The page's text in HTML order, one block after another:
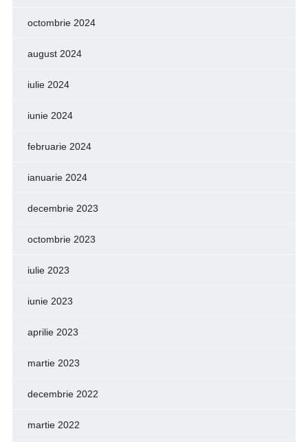
octombrie 2024
august 2024
iulie 2024
iunie 2024
februarie 2024
ianuarie 2024
decembrie 2023
octombrie 2023
iulie 2023
iunie 2023
aprilie 2023
martie 2023
decembrie 2022
martie 2022